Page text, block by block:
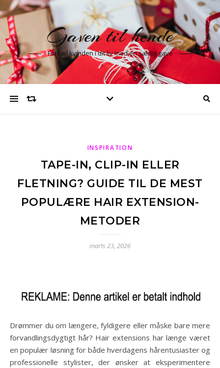
Gaven til hende
Forkæl kvinden i dit liv med en særlig gave
INSPIRATION
TAPE-IN, CLIP-IN ELLER
FLETNING? GUIDE TIL DE MEST
POPULÆRE HAIR EXTENSION-
METODER
marts 23, 2026
Drømmer du om længere, fyldigere eller måske bare mere
forvandlingsdygtigt hår? Hair extensions har længe været
en populær løsning for både hverdagens hårentusiaster og
professionelle stylister, der ønsker at eksperimentere